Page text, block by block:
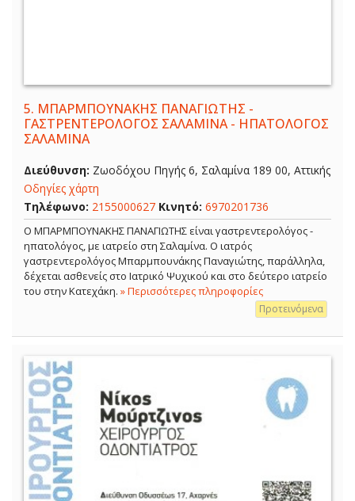
5. ΜΠΑΡΜΠΟΥΝΑΚΗΣ ΠΑΝΑΓΙΩΤΗΣ -
ΓΑΣΤΡΕΝΤΕΡΟΛΟΓΟΣ ΣΑΛΑΜΙΝΑ - ΗΠΑΤΟΛΟΓΟΣ
ΣΑΛΑΜΙΝΑ
Διεύθυνση: Ζωοδόχου Πηγής 6, Σαλαμίνα 189 00, Αττικής
Οδηγίες χάρτη
Τηλέφωνο: 2155000627 Κινητό: 6970201736
Ο ΜΠΑΡΜΠΟΥΝΑΚΗΣ ΠΑΝΑΓΙΩΤΗΣ είναι γαστρεντερολόγος -
ηπατολόγος, με ιατρείο στη Σαλαμίνα. Ο ιατρός
γαστρεντερολόγος Μπαρμπουνάκης Παναγιώτης, παράλληλα,
δέχεται ασθενείς στο Ιατρικό Ψυχικού και στο δεύτερο ιατρείο
του στην Κατεχάκη. » Περισσότερες πληροφορίες
Προτεινόμενα